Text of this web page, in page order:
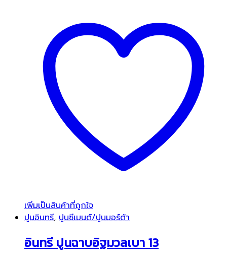
เพิ่มเป็นสินค้าที่ถูกใจ
ปูนอินทรี, ปูนซีเมนต์/ปูนมอร์ต้า
อินทรี ปูนฉาบอิฐมวลเบา 13